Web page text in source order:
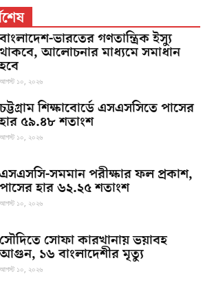
বাংলাদেশ-ভারতের গণতান্ত্রিক ইস্যু
থাকবে, আলোচনার মাধ্যমে সমাধান
হবে
আগস্ট ১০, ২০২৬
চট্টগ্রাম শিক্ষাবোর্ডে এসএসসিতে পাসের
হার ৫৯.৪৮ শতাংশ
আগস্ট ১০, ২০২৬
এসএসসি-সমমান পরীক্ষার ফল প্রকাশ,
পাসের হার ৬২.২৫ শতাংশ
আগস্ট ১০, ২০২৬
সৌদিতে সোফা কারখানায় ভয়াবহ
আগুন, ১৬ বাংলাদেশীর মৃত্যু
আগস্ট ১০, ২০২৬